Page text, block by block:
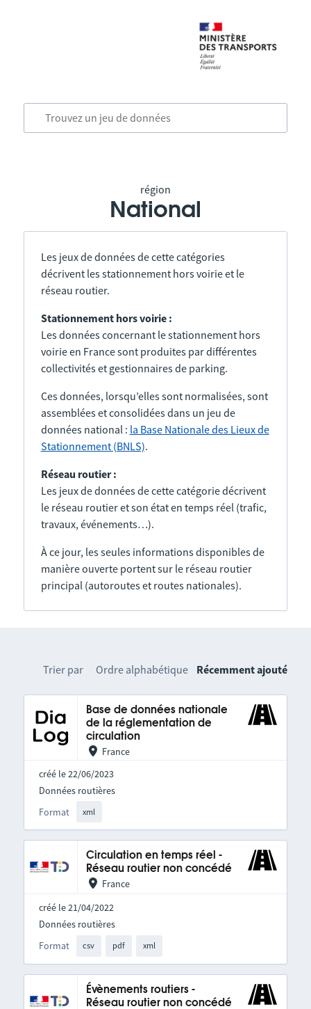
région
National
Les jeux de données de cette catégories
décrivent les stationnement hors voirie et le
réseau routier.
Stationnement hors voirie :
Les données concernant le stationnement hors
voirie en France sont produites par différentes
collectivités et gestionnaires de parking.
Ces données, lorsqu’elles sont normalisées, sont
assemblées et consolidées dans un jeu de
données national : la Base Nationale des Lieux de
Stationnement (BNLS).
Réseau routier :
Les jeux de données de cette catégorie décrivent
le réseau routier et son état en temps réel (trafic,
travaux, événements…).
À ce jour, les seules informations disponibles de
manière ouverte portent sur le réseau routier
principal (autoroutes et routes nationales).
Trier par Ordre alphabétique Récemment ajouté
Base de données nationale
de la réglementation de
circulation
France
créé le 22/06/2023
Format xml
Données routières
Circulation en temps réel -
Réseau routier non concédé
France
créé le 21/04/2022
Format csv pdf xml
Données routières
Évènements routiers -
Réseau routier non concédé